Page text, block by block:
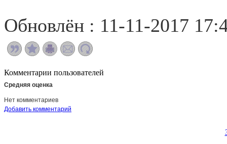
Обновлён : 11-11-2017
Комментарии пользователей
Средняя оценка
Нет комментариев
Добавить комментарий